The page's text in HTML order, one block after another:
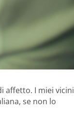
affetto. I miei vicini
se non lo